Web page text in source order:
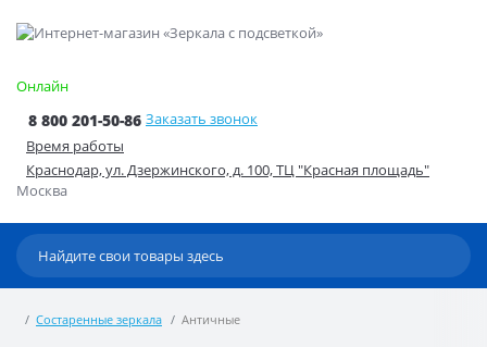
Онлайн
8 800 201-50-86 Заказать звонок
Время работы
Краснодар, ул. Дзержинского, д. 100, ТЦ "Красная площадь"
Москва
Состаренные зеркала Античные